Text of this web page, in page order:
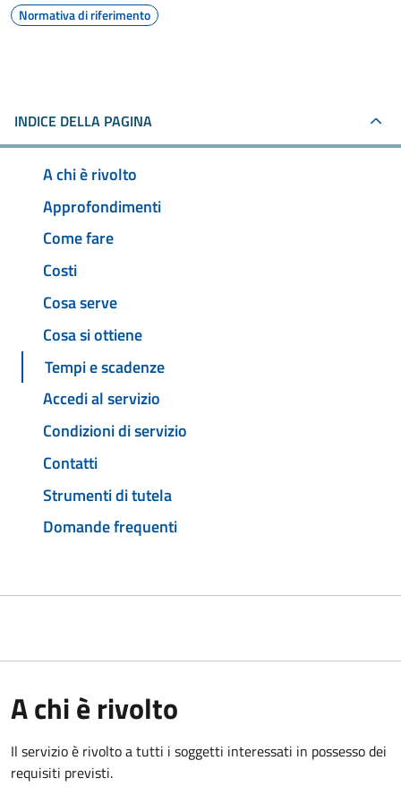
Normativa di riferimento
INDICE DELLA PAGINA
A chi è rivolto
Approfondimenti
Come fare
Costi
Cosa serve
Cosa si ottiene
Tempi e scadenze
Accedi al servizio
Condizioni di servizio
Contatti
Strumenti di tutela
Domande frequenti
A chi è rivolto
Il servizio è rivolto a tutti i soggetti interessati in possesso dei
requisiti previsti.